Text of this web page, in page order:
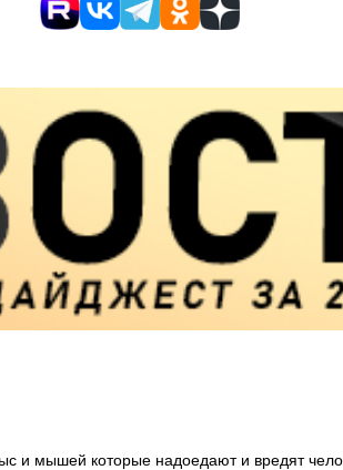
и мышей которые надоедают и вредят